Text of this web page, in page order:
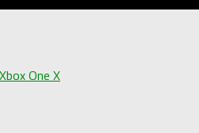
Xbox One X